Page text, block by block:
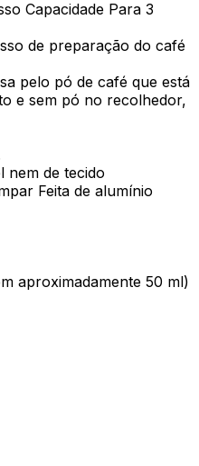
Capacidade Para 3
de preparação do café
pelo pó de café que está
e sem pó no recolhedor,
nem de tecido
Feita de alumínio
aproximadamente 50 ml)